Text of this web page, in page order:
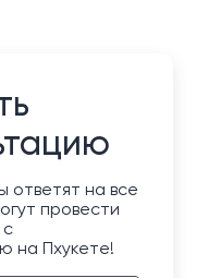
ответят на все
провести
с
на Пхукете!